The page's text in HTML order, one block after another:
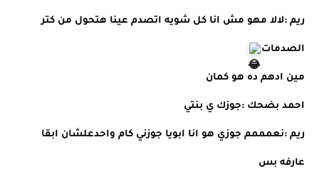
الصدمات
مين ادهم ده هو كمان
احمد بضحك :جوزك ي بنتي
عارفه بس